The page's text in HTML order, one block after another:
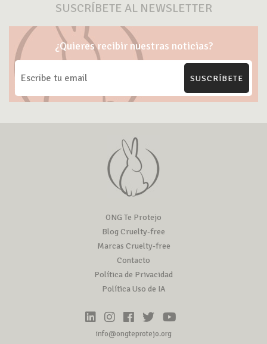
SUSCRÍBETE AL NEWSLETTER
¿Quieres recibir nuestras noticias?
SUSCRÍBETE
ONG Te Protejo
Blog Cruelty-free
Marcas Cruelty-free
Contacto
Política de Privacidad
Política Uso de IA
info@ongteprotejo.org